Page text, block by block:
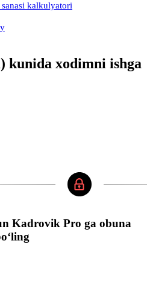
sanasi kalkulyatori
kunida хodimni ishga
Kadrovik Pro ga obuna